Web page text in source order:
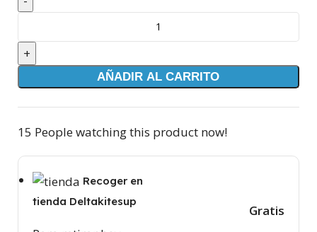
AÑADIR AL CARRITO
15 People watching this product now!
Recoger en
tienda Deltakitesup
Gratis